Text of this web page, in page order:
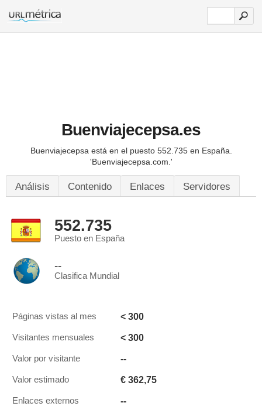
Buenviajecepsa.es
Buenviajecepsa está en el puesto 552.735 en España.
'Buenviajecepsa.com.'
Análisis Contenido Enlaces Servidores
552.735
Puesto en España
--
Clasifica Mundial
Páginas vistas al mes < 300
Visitantes mensuales < 300
Valor por visitante --
Valor estimado € 362,75
Enlaces externos --